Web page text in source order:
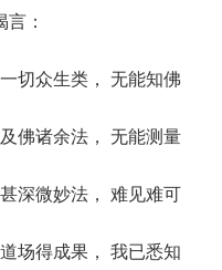
：
众生类， 无能知佛
佛诸余法， 无能测量
深微妙法， 难见难可
得成果， 我已悉知